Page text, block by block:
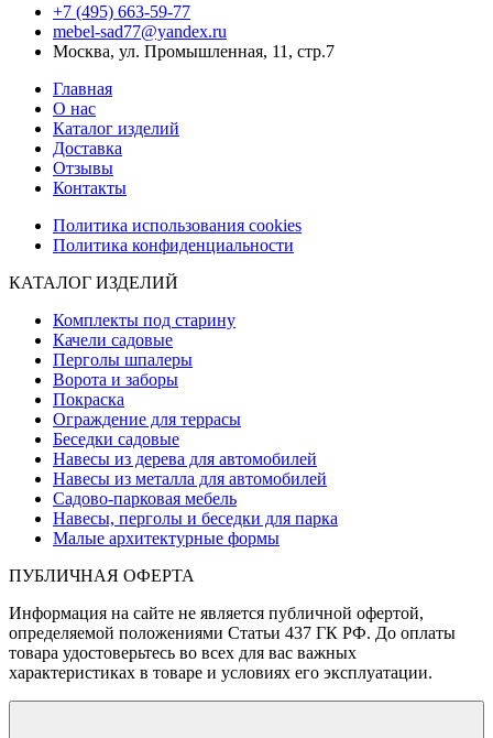
+7 (495) 663-59-77
mebel-sad77@yandex.ru
Москва, ул. Промышленная, 11, стр.7
Главная
О нас
Каталог изделий
Доставка
Отзывы
Контакты
Политика использования cookies
Политика конфиденциальности
КАТАЛОГ ИЗДЕЛИЙ
Комплекты под старину
Качели садовые
Перголы шпалеры
Ворота и заборы
Покраска
Ограждение для террасы
Беседки садовые
Навесы из дерева для автомобилей
Навесы из металла для автомобилей
Садово-парковая мебель
Навесы, перголы и беседки для парка
Малые архитектурные формы
ПУБЛИЧНАЯ ОФЕРТА
Информация на сайте не является публичной офертой,
определяемой положениями Статьи 437 ГК РФ. До оплаты
товара удостоверьтесь во всех для вас важных
характеристиках в товаре и условиях его эксплуатации.